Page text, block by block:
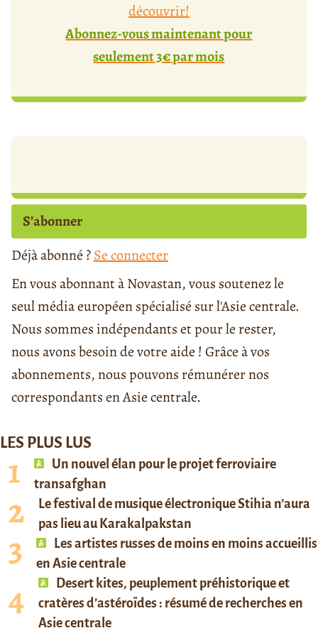
découvrir!
Abonnez-vous maintenant pour
seulement 3€ par mois
S’abonner
Déjà abonné ?Se connecter
En vous abonnant à Novastan, vous soutenez le
seul média européen spécialisé sur l'Asie centrale.
Nous sommes indépendants et pour le rester,
nous avons besoin de votre aide ! Grâce à vos
abonnements, nous pouvons rémunérer nos
correspondants en Asie centrale.
LES PLUS LUS
Un nouvel élan pour le projet ferroviaire
transafghan
Le festival de musique électronique Stihia n’aura
pas lieu au Karakalpakstan
Les artistes russes de moins en moins accueillis
en Asie centrale
Desert kites, peuplement préhistorique et
cratères d’astéroïdes : résumé de recherches en
Asie centrale